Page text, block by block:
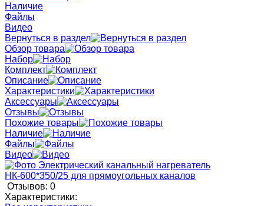
Наличие
Файлы
Видео
Вернуться в раздел
Обзор товара
Набор
Комплект
Описание
Характеристики
Аксессуары
Отзывы
Похожие товары
Наличие
Файлы
Видео
Отзывов: 0
Характеристики: